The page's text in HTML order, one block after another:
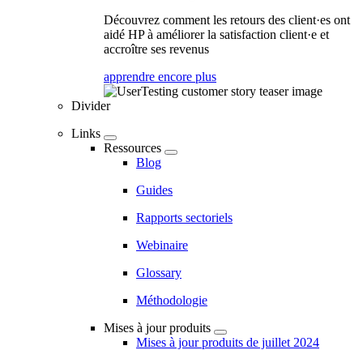
Découvrez comment les retours des client·es ont
aidé HP à améliorer la satisfaction client·e et
accroître ses revenus
apprendre encore plus
Divider
Links
Ressources
Blog
Guides
Rapports sectoriels
Webinaire
Glossary
Méthodologie
Mises à jour produits
Mises à jour produits de juillet 2024